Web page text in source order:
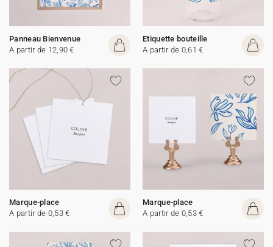
Panneau Bienvenue
A partir de 12,90 €
Etiquette bouteille
A partir de 0,61 €
Marque-place
A partir de 0,53 €
Marque-place
A partir de 0,53 €